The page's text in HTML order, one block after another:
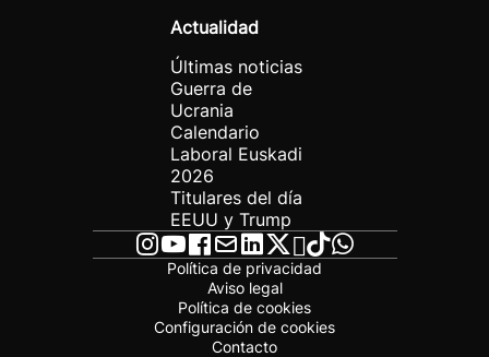
Actualidad
Últimas noticias
Guerra de
Ucrania
Calendario
Laboral Euskadi
2026
Titulares del día
EEUU y Trump
Política de privacidad
Aviso legal
Política de cookies
Configuración de cookies
Contacto